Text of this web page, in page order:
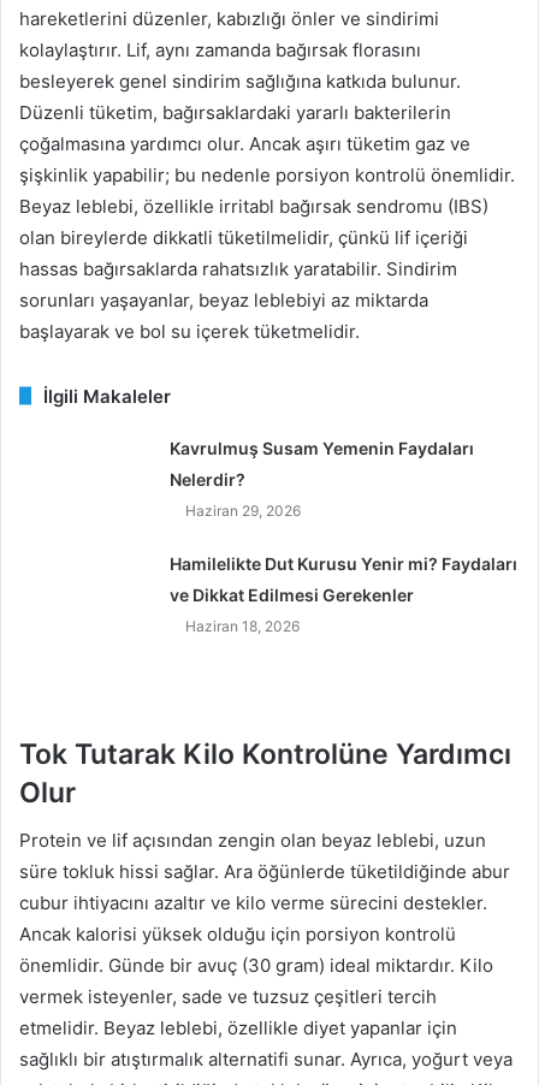
hareketlerini düzenler, kabızlığı önler ve sindirimi
kolaylaştırır. Lif, aynı zamanda bağırsak florasını
besleyerek genel sindirim sağlığına katkıda bulunur.
Düzenli tüketim, bağırsaklardaki yararlı bakterilerin
çoğalmasına yardımcı olur. Ancak aşırı tüketim gaz ve
şişkinlik yapabilir; bu nedenle porsiyon kontrolü önemlidir.
Beyaz leblebi, özellikle irritabl bağırsak sendromu (IBS)
olan bireylerde dikkatli tüketilmelidir, çünkü lif içeriği
hassas bağırsaklarda rahatsızlık yaratabilir. Sindirim
sorunları yaşayanlar, beyaz leblebiyi az miktarda
başlayarak ve bol su içerek tüketmelidir.
İlgili Makaleler
Kavrulmuş Susam Yemenin Faydaları
Nelerdir?
Haziran 29, 2026
Hamilelikte Dut Kurusu Yenir mi? Faydaları
ve Dikkat Edilmesi Gerekenler
Haziran 18, 2026
Tok Tutarak Kilo Kontrolüne Yardımcı
Olur
Protein ve lif açısından zengin olan beyaz leblebi, uzun
süre tokluk hissi sağlar. Ara öğünlerde tüketildiğinde abur
cubur ihtiyacını azaltır ve kilo verme sürecini destekler.
Ancak kalorisi yüksek olduğu için porsiyon kontrolü
önemlidir. Günde bir avuç (30 gram) ideal miktardır. Kilo
vermek isteyenler, sade ve tuzsuz çeşitleri tercih
etmelidir. Beyaz leblebi, özellikle diyet yapanlar için
sağlıklı bir atıştırmalık alternatifi sunar. Ayrıca, yoğurt veya